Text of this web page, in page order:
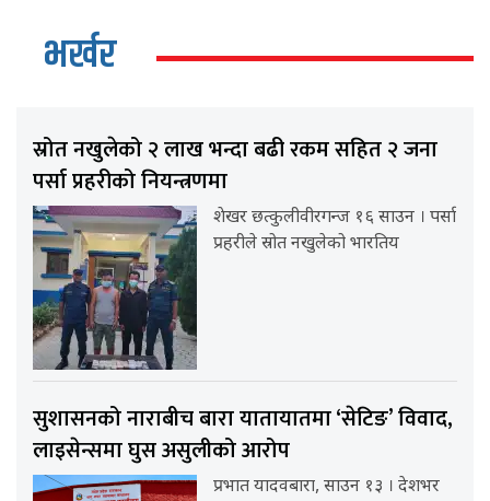
भर्खर
स्रोत नखुलेको २ लाख भन्दा बढी रकम सहित २ जना
पर्सा प्रहरीको नियन्त्रणमा
शेखर छत्कुलीवीरगन्ज १६ साउन । पर्सा
प्रहरीले स्रोत नखुलेको भारतिय
सुशासनको नाराबीच बारा यातायातमा ‘सेटिङ’ विवाद,
लाइसेन्समा घुस असुलीको आरोप
प्रभात यादवबारा, साउन १३ । देशभर